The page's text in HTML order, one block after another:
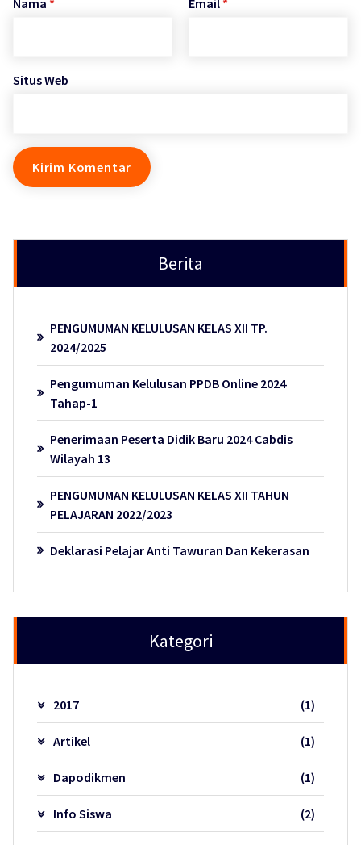
Situs Web
Berita
PENGUMUMAN KELULUSAN KELAS XII TP.
2024/2025
Pengumuman Kelulusan PPDB Online 2024
Tahap-1
Penerimaan Peserta Didik Baru 2024 Cabdis
Wilayah 13
PENGUMUMAN KELULUSAN KELAS XII TAHUN
PELAJARAN 2022/2023
Deklarasi Pelajar Anti Tawuran Dan Kekerasan
Kategori
2017 (1)
Artikel (1)
Dapodikmen (1)
Info Siswa (2)